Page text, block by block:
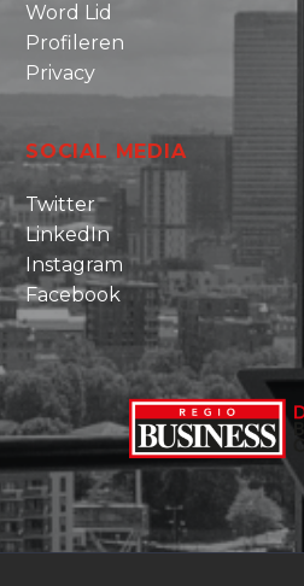
Word Lid
Profileren
Privacy
SOCIAL MEDIA
Twitter
LinkedIn
Instagram
Facebook